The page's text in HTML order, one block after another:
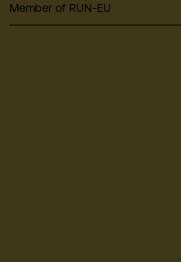
Member of RUN-EU